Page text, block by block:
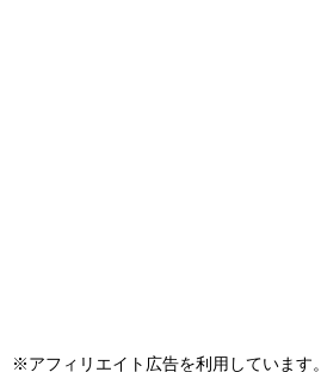
※アフィリエイト広告を利用しています。